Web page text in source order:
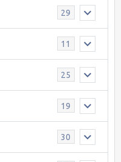
29
11
25
19
30